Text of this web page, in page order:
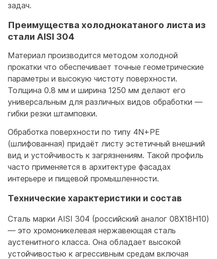
задач.
Преимущества холоднокатаного листа из
стали AISI 304
Материал производится методом холодной
прокатки что обеспечивает точные геометрические
параметры и высокую чистоту поверхности.
Толщина 0.8 мм и ширина 1250 мм делают его
универсальным для различных видов обработки —
гибки резки штамповки.
Обработка поверхности по типу 4N+PE
(шлифованная) придаёт листу эстетичный внешний
вид и устойчивость к загрязнениям. Такой профиль
часто применяется в архитектуре фасадах
интерьере и пищевой промышленности.
Технические характеристики и состав
Сталь марки AISI 304 (российский аналог 08Х18Н10)
— это хромоникелевая нержавеющая сталь
аустенитного класса. Она обладает высокой
устойчивостью к агрессивным средам включая